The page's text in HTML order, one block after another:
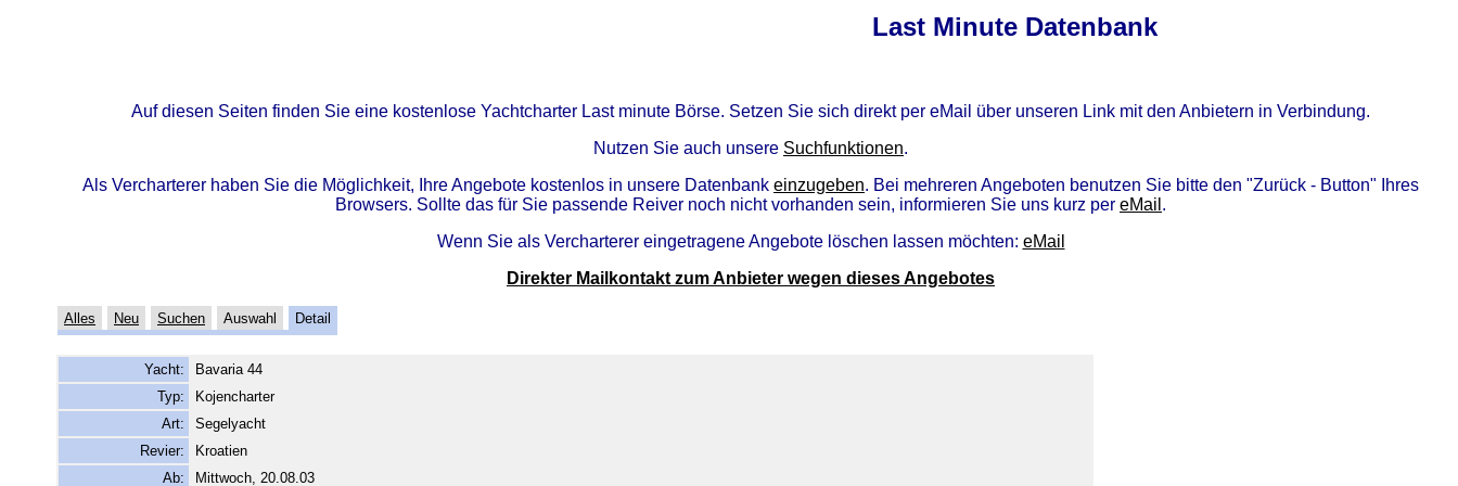
Last Minute Datenbank
Auf diesen Seiten finden Sie eine kostenlose Yachtcharter Last minute Börse. Setzen Sie sich direkt per eMail über unseren Link mit den Anbietern in Verbindung.
Nutzen Sie auch unsere Suchfunktionen.
Als Vercharterer haben Sie die Möglichkeit, Ihre Angebote kostenlos in unsere Datenbank einzugeben. Bei mehreren Angeboten benutzen Sie bitte den "Zurück - Button" Ihres
Browsers. Sollte das für Sie passende Reiver noch nicht vorhanden sein, informieren Sie uns kurz per eMail .
Wenn Sie als Vercharterer eingetragene Angebote löschen lassen möchten: eMail
Direkter Mailkontakt zum Anbieter wegen dieses Angebotes
Alles Neu Suchen Auswahl Detail
Yacht:
Bavaria 44
Typ:
Kojencharter
Art:
Segelyacht
Revier:
Kroatien
Ab:
Mittwoch, 20.08.03